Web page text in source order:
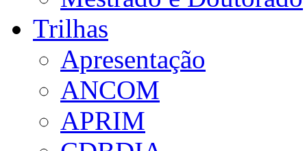
Trilhas
Apresentação
ANCOM
APRIM